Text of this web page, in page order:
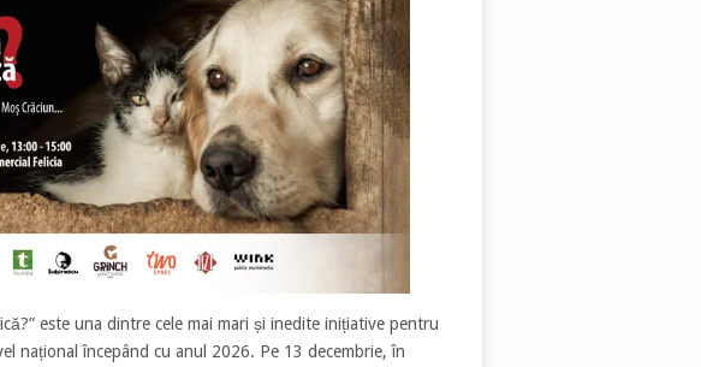
este una dintre cele mai mari și inedite inițiative pentru
național începând cu anul 2026. Pe 13 decembrie, în